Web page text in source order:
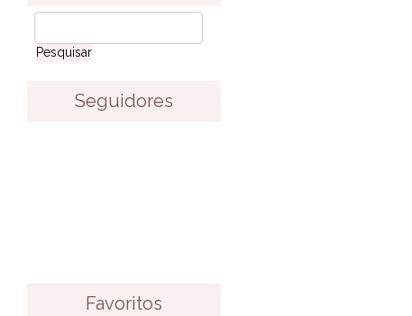
Seguidores
Favoritos